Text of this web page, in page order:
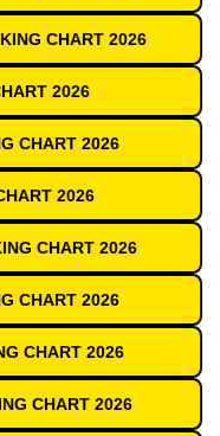
CHART 2026
2026
CHART 2026
2026
CHART 2026
CHART 2026
CHART 2026
CHART 2026